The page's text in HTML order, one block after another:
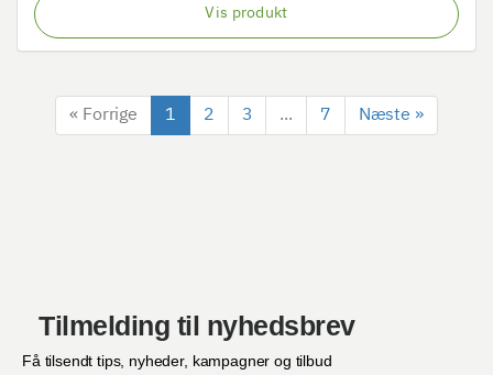
Vis produkt
« Forrige 1 2 3 ... 7 Næste »
Tilmelding til nyhedsbrev
Få tilsendt tips, nyheder, kampagner og tilbud